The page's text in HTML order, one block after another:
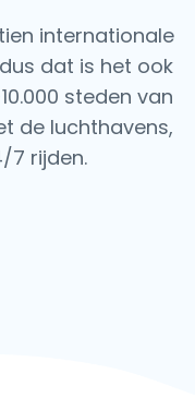
internationale
dat is het ook
steden van
de luchthavens,
7 rijden.